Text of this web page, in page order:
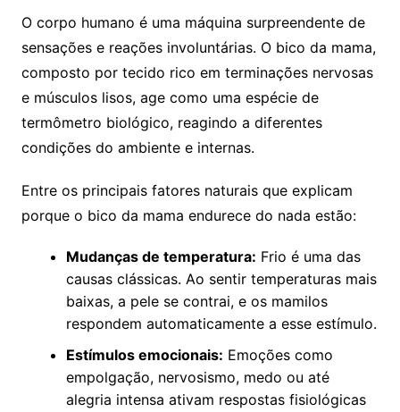
O corpo humano é uma máquina surpreendente de
sensações e reações involuntárias. O bico da mama,
composto por tecido rico em terminações nervosas
e músculos lisos, age como uma espécie de
termômetro biológico, reagindo a diferentes
condições do ambiente e internas.
Entre os principais fatores naturais que explicam
porque o bico da mama endurece do nada estão:
Mudanças de temperatura: Frio é uma das
causas clássicas. Ao sentir temperaturas mais
baixas, a pele se contrai, e os mamilos
respondem automaticamente a esse estímulo.
Estímulos emocionais: Emoções como
empolgação, nervosismo, medo ou até
alegria intensa ativam respostas fisiológicas